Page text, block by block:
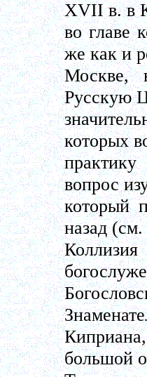
XVII в. в
во главе
же как и
Москве,
Русскую
которых
вопрос
который
назад
большой